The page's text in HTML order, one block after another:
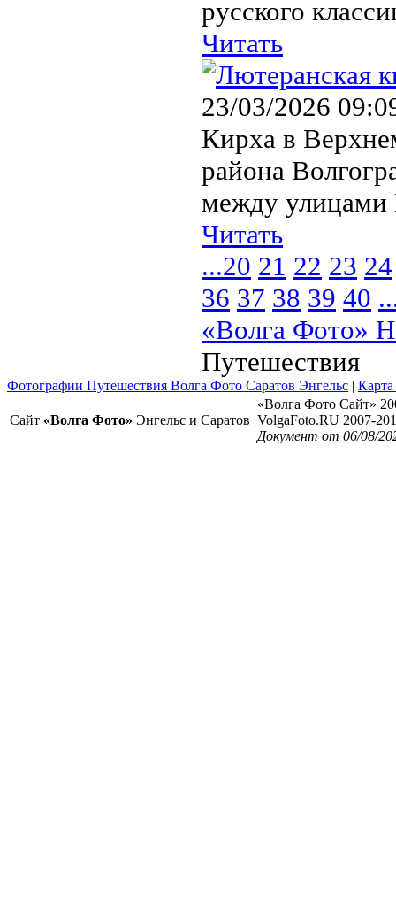
русского
Читать
23/03/2026
Кирха в
района
между улицами
Читать
...20 21 22 23 24
36 37 38 39 40
«Волга Фото»
Путешествия
Фотографии Путешествия Волга Фото Саратов Энгельс | Карта
Сайт «Волга Фото» Энгельс и Саратов
«Волга Фото Сайт»
VolgaFoto.RU 2007-
Документ от 06/08/